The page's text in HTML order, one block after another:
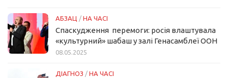
АБЗАЦ / НА ЧАСІ
Спаскудження перемоги: росія влаштувала
«культурний» шабаш у залі Генасамблеї ООН
08.05.2025
ДІАГНОЗ / НА ЧАСІ